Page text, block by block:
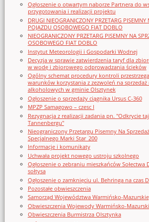
Ogłoszenie o otwartym naborze Partnera do
przygotowania i realizacji projektu
DRUGI NIEOGRANICZONY PRZETARG PISEMNY
POJAZDU OSOBOWEGO FIAT DOBLO
NIEOGRANICZONY PRZETARG PISEMNY NA
OSOBOWEGO FIAT DOBLO
Instytut Meteorologii i Gospodarki Wodnej
Decyzja w sprawie zatwierdzenia taryf dla
w wodę i zbiorowego odprowadzania ścieków
Ogólny schemat procedury kontroli
warunków korzystania z zezwoleń na
alkoholowych w gminie Olsztynek
Ogłoszenie o sprzedaży ciągnika Ursus C-360
MPZP Samagowo – czesc I
Rezygnacja z realizacji zadania pn. "Odkrycie
Tannenbergu"
Nieograniczony Przetargu Pisemny Na
Specjalnego Marki Star_200
Informacje i komunikaty
Uchwała projekt nowego ustroju szkolnego
Ogłoszenie o zebraniu mieszkańców Sołectwa
sołtysa
Ogłoszenie o zamknięciu ul. Behringa na czas
Pozostałe obwieszczenia
Samorząd Województwa Warmińsko-
Obwieszczenia Wojewody Warmińsko-
Obwieszczenia Burmistrza Olsztynka